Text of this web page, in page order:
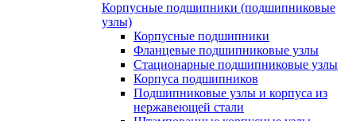
Корпусные подшипники (подшипниковые
узлы)
Корпусные подшипники
Фланцевые подшипниковые узлы
Стационарные подшипниковые узлы
Корпуса подшипников
Подшипниковые узлы и корпуса из
нержавеющей стали